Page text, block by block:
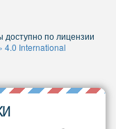
по лицензии
4.0 International